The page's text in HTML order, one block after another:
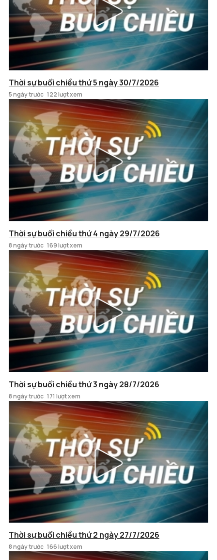
Thời sự buổi chiều thứ 5 ngày 30/7/2026
5 ngày trước 122 lượt xem
Thời sự buổi chiều thứ 4 ngày 29/7/2026
8 ngày trước 169 lượt xem
Thời sự buổi chiều thứ 3 ngày 28/7/2026
8 ngày trước 171 lượt xem
Thời sự buổi chiều thứ 2 ngày 27/7/2026
8 ngày trước 166 lượt xem